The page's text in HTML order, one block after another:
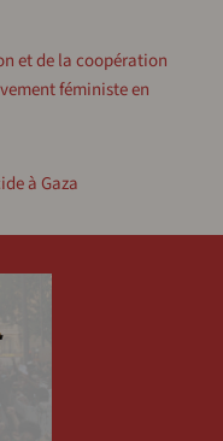
et de la coopération
féministe en
à Gaza